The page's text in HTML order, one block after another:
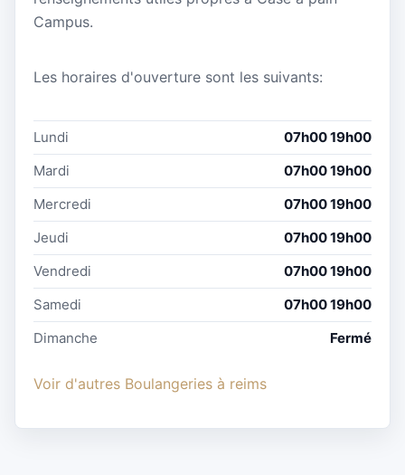
Campus.
Les horaires d'ouverture sont les suivants:
Lundi
07h00 19h00
Mardi
07h00 19h00
Mercredi
07h00 19h00
Jeudi
07h00 19h00
Vendredi
07h00 19h00
Samedi
07h00 19h00
Dimanche
Fermé
Voir d'autres Boulangeries à reims